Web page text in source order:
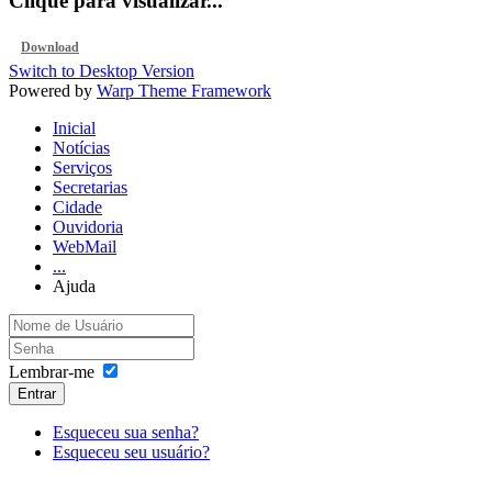
Download
Switch to Desktop Version
Powered by Warp Theme Framework
Inicial
Notícias
Serviços
Secretarias
Cidade
Ouvidoria
WebMail
...
Ajuda
Lembrar-me
Entrar
Esqueceu sua senha?
Esqueceu seu usuário?